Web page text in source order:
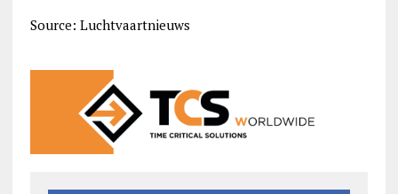
Source: Luchtvaartnieuws